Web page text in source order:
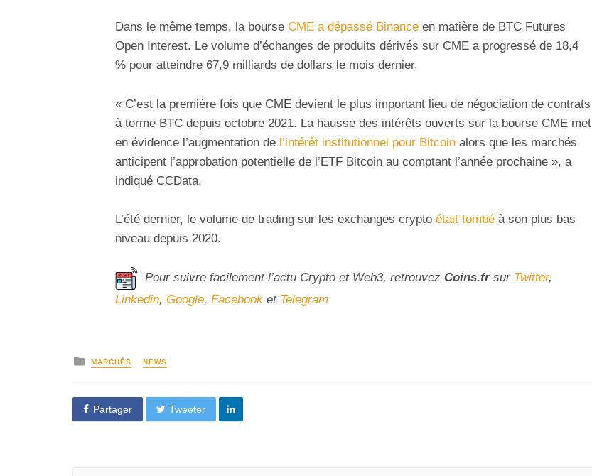
Dans le même temps, la bourse CME a dépassé Binance en matière de BTC Futures
Open Interest. Le volume d’échanges de produits dérivés sur CME a progressé de 18,4
% pour atteindre 67,9 milliards de dollars le mois dernier.
« C’est la première fois que CME devient le plus important lieu de négociation de contrats
à terme BTC depuis octobre 2021. La hausse des intérêts ouverts sur la bourse CME met
en évidence l’augmentation de l’intérêt institutionnel pour Bitcoin alors que les marchés
anticipent l’approbation potentielle de l’ETF Bitcoin au comptant l’année prochaine », a
indiqué CCData.
L’été dernier, le volume de trading sur les exchanges crypto était tombé à son plus bas
niveau depuis 2020.
Pour suivre facilement l’actu Crypto et Web3, retrouvez Coins.fr sur Twitter,
Linkedin, Google, Facebook et Telegram
MARCHÉS NEWS
Partager Tweeter